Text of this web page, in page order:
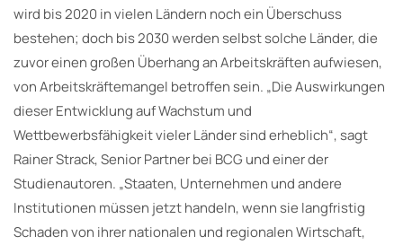
wird bis 2020 in vielen Ländern noch ein Überschuss
bestehen; doch bis 2030 werden selbst solche Länder, die
zuvor einen großen Überhang an Arbeitskräften aufwiesen,
von Arbeitskräftemangel betroffen sein. „Die Auswirkungen
dieser Entwicklung auf Wachstum und
Wettbewerbsfähigkeit vieler Länder sind erheblich“, sagt
Rainer Strack, Senior Partner bei BCG und einer der
Studienautoren. „Staaten, Unternehmen und andere
Institutionen müssen jetzt handeln, wenn sie langfristig
Schaden von ihrer nationalen und regionalen Wirtschaft,